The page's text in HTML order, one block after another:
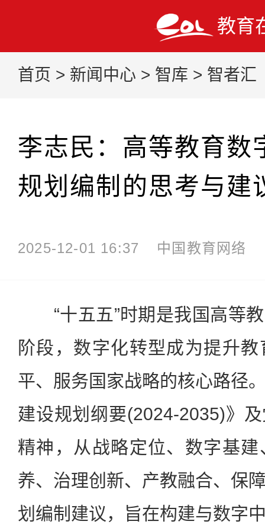
教育
首页 > 新闻中心 > 智库 > 智者汇
李志民：高等教育数
规划编制的思考与建
2025-12-01 16:37 中国教育网络
“十五五”时期是我国高等教
阶段，数字化转型成为提升
平、服务国家战略的核心路径
建设规划纲要(2024-2035)》
精神，从战略定位、数字基
养、治理创新、产教融合、保
划编制建议，旨在构建与数字